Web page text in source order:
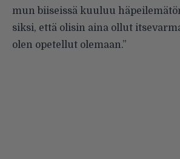
mun biiseissä kuuluu
siksi, että olisin aina ollut
olen opetellut olemaan.”